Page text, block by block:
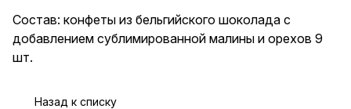
Состав: конфеты из бельгийского шоколада с
добавлением сублимированной малины и орехов 9
шт.
Назад к списку